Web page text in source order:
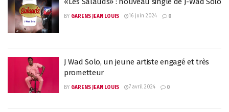
BY GARENS JEAN LOUIS 16 juin 2024 0
J Wad Solo, un jeune artiste engagé et très
prometteur
BY GARENS JEAN LOUIS 7 avril 2024 0